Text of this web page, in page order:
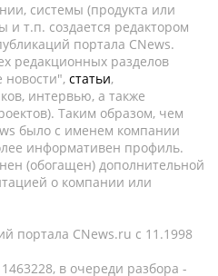
системы (продукта или
и т.п. создается редактором
портала CNews.
редакционных разделов
новости", статьи,
интервью, а также
Таким образом, чем
было с именем компании
информативен профиль.
(обогащен) дополнительной
о компании или
портала CNews.ru c 11.1998
в очереди разбора -